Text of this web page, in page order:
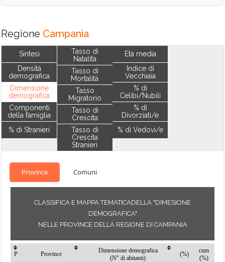
Regione Campania
Sintesi
Densità
demografica
Dimensione
demografica
Componenti
della famiglia
% di Stranieri
Tasso di
Natalità
Tasso di
Mortalità
Tasso
Migratorio
Tasso di
Crescita
Tasso di
Crescita
Stranieri
Età media
Indice di
Vecchiaia
% di
Celibi/Nubili
% di
Divorziati/e
% di Vedovi/e
Province Comuni
CLASSIFICA E MAPPA TEMATICADELLA "DIMESIONE
DEMOGRAFICA"
NELLE PROVINCE DELLA REGIONE DI CAMPANIA
P Province
Dimensione demografica
(N° di abitanti)
(%)
cum
(%)